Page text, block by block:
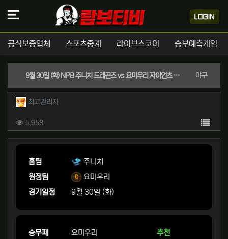
공식보증업체 스포츠중계 라이브스코어 승부예측게임
9월 30일 (화) NPB 주니치 드래곤즈 vs 요미우리 자이언츠 경기분석 | 실시간 스포츠중계 야구분류
작성자 정보
최고관리자작성
컨텐츠 정보
5,958조회 목록
본문
홈팀
주니치
원정팀
요미우리
경기일정
9월 30일 (화)
승무패 요미우리
추천